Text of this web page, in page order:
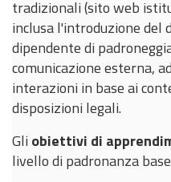
tradizionali (sito web
inclusa l'introduzione del
dipendente di
comunicazione esterna,
interazioni in base ai
disposizioni legali.
Gli obiettivi di
livello di padronanza